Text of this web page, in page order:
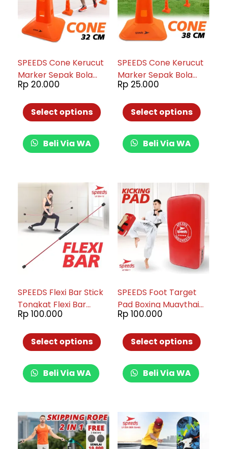
SPEEDS Cone Kerucut
Marker Sepak Bola
Latihan Olahraga
Bola 32 Cm 006-07
Rp 20.000
Select options
Beli Via WA
SPEEDS Cone Kerucut
Marker Sepak Bola
Latihan Olahraga
Bola 38 Cm 006-08
Rp25.000
Select options
Beli Via WA
SPEEDS Flexi Bar Stick
Tongkat Flexi Bar
Swing Training
Kebutuhan Fitness
Gym 024-12
Rp 100.000
Select options
Beli Via WA
SPEEDS Foot Target
Pad Boxing Muaythai
Taekwondo Karate
Bela Diri Samsak 033-1
Rp100.000
Select options
Beli Via WA